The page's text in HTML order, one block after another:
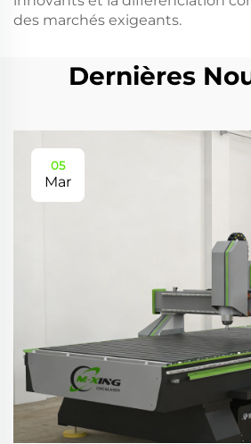
des marchés exigeants.
Dernières
05
Mar